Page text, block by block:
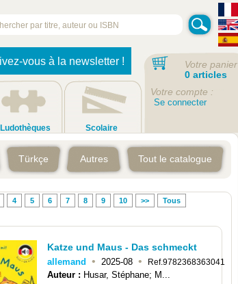
vous à la newsletter !
Ludothèques Scolaire
Votre panier
0 articles
Votre compte :
Se connecter
Türkçe Autres Tout le catalogue
4 5 6 7 8 9 10 >> Tous
Katze und Maus - Das schmeckt
allemand • 2025-08 • Ref.9782368363041
Auteur : Husar, Stéphane; M...